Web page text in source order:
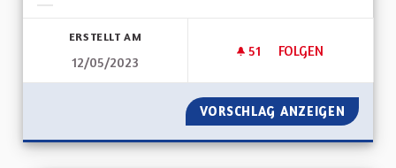
ERSTELLT AM
12/05/2023
51 51 FOLLOWER
FOLGEN
FILIÈRE
VORSCHLAG ANZEIGEN